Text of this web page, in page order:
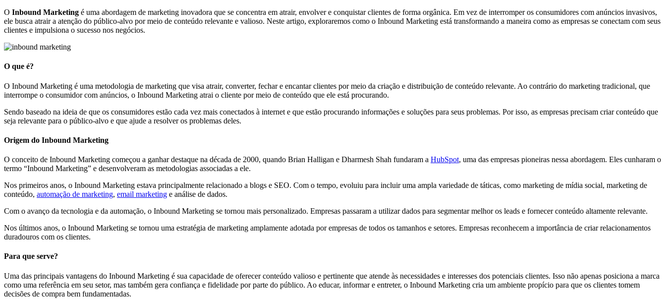
Inbound
Marketing
em
2026:
Atrair,
Converter,
Encantar
O Inbound Marketing é uma abordagem de marketing inovadora que se concentra em atrair, envolver e conquistar clientes de forma orgânica. Em vez de interromper os consumidores com anúncios invasivos,
ele busca atrair a atenção do público-alvo por meio de conteúdo relevante e valioso. Neste artigo, exploraremos como o Inbound Marketing está transformando a maneira como as empresas se conectam com seus
clientes e impulsiona o sucesso nos negócios.
O que é?
O Inbound Marketing é uma metodologia de marketing que visa atrair, converter, fechar e encantar clientes por meio da criação e distribuição de conteúdo relevante. Ao contrário do marketing tradicional, que
interrompe o consumidor com anúncios, o Inbound Marketing atrai o cliente por meio de conteúdo que ele está procurando.
Sendo baseado na ideia de que os consumidores estão cada vez mais conectados à internet e que estão procurando informações e soluções para seus problemas. Por isso, as empresas precisam criar conteúdo que
seja relevante para o público-alvo e que ajude a resolver os problemas deles.
Origem do Inbound Marketing
O conceito de Inbound Marketing começou a ganhar destaque na década de 2000, quando Brian Halligan e Dharmesh Shah fundaram a HubSpot, uma das empresas pioneiras nessa abordagem. Eles cunharam o
termo “Inbound Marketing” e desenvolveram as metodologias associadas a ele.
Nos primeiros anos, o Inbound Marketing estava principalmente relacionado a blogs e SEO. Com o tempo, evoluiu para incluir uma ampla variedade de táticas, como marketing de mídia social, marketing de
conteúdo, automação de marketing, email marketing e análise de dados.
Com o avanço da tecnologia e da automação, o Inbound Marketing se tornou mais personalizado. Empresas passaram a utilizar dados para segmentar melhor os leads e fornecer conteúdo altamente relevante.
Nos últimos anos, o Inbound Marketing se tornou uma estratégia de marketing amplamente adotada por empresas de todos os tamanhos e setores. Empresas reconhecem a importância de criar relacionamentos
duradouros com os clientes.
Para que serve?
Uma das principais vantagens do Inbound Marketing é sua capacidade de oferecer conteúdo valioso e pertinente que atende às necessidades e interesses dos potenciais clientes. Isso não apenas posiciona a marca
como uma referência em seu setor, mas também gera confiança e fidelidade por parte do público. Ao educar, informar e entreter, o Inbound Marketing cria um ambiente propício para que os clientes tomem
decisões de compra bem fundamentadas.